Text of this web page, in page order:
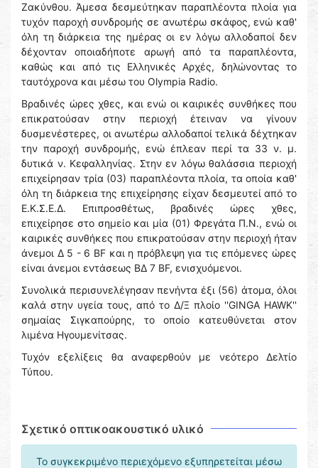
Ζακύνθου. Άμεσα δεσμεύτηκαν παραπλέοντα πλοία για
τυχόν παροχή συνδρομής σε ανωτέρω σκάφος, ενώ καθ'
όλη τη διάρκεια της ημέρας οι εν λόγω αλλοδαποί δεν
δέχονταν οποιαδήποτε αρωγή από τα παραπλέοντα,
καθώς και από τις Ελληνικές Αρχές, δηλώνοντας το
ταυτόχρονα και μέσω του Olympia Radio.
Βραδινές ώρες χθες, και ενώ οι καιρικές συνθήκες που
επικρατούσαν στην περιοχή έτειναν να γίνουν
δυσμενέστερες, οι ανωτέρω αλλοδαποί τελικά δέχτηκαν
την παροχή συνδρομής, ενώ έπλεαν περί τα 33 ν. μ.
δυτικά ν. Κεφαλληνίας. Στην εν λόγω θαλάσσια περιοχή
επιχείρησαν τρία (03) παραπλέοντα πλοία, τα οποία καθ'
όλη τη διάρκεια της επιχείρησης είχαν δεσμευτεί από το
Ε.Κ.Σ.Ε.Δ. Επιπροσθέτως, βραδινές ώρες χθες,
επιχείρησε στο σημείο και μία (01) Φρεγάτα Π.Ν., ενώ οι
καιρικές συνθήκες που επικρατούσαν στην περιοχή ήταν
άνεμοι Δ 5 - 6 BF και η πρόβλεψη για τις επόμενες ώρες
είναι άνεμοι εντάσεως ΒΔ 7 BF, ενισχυόμενοι.
Συνολικά περισυνελέγησαν πενήντα έξι (56) άτομα, όλοι
καλά στην υγεία τους, από το Δ/Ξ πλοίο ''GINGA HAWK''
σημαίας Σιγκαπούρης, το οποίο κατευθύνεται στον
λιμένα Ηγουμενίτσας.
Τυχόν εξελίξεις θα αναφερθούν με νεότερο Δελτίο
Τύπου.
Σχετικό οπτικοακουστικό υλικό
Το συγκεκριμένο περιεχόμενο εξυπηρετείται μέσω